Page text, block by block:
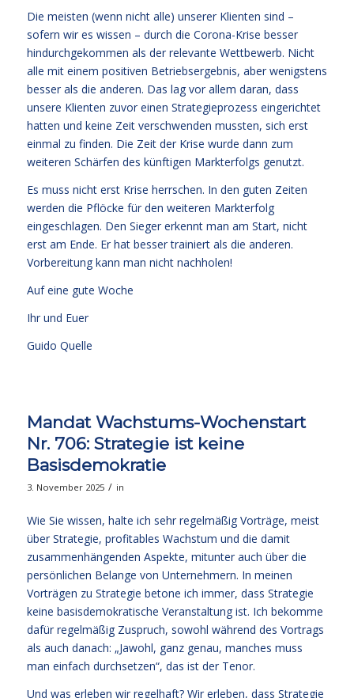
Die meisten (wenn nicht alle) unserer Klienten sind –
sofern wir es wissen – durch die Corona-Krise besser
hindurchgekommen als der relevante Wettbewerb. Nicht
alle mit einem positiven Betriebsergebnis, aber wenigstens
besser als die anderen. Das lag vor allem daran, dass
unsere Klienten zuvor einen Strategieprozess eingerichtet
hatten und keine Zeit verschwenden mussten, sich erst
einmal zu finden. Die Zeit der Krise wurde dann zum
weiteren Schärfen des künftigen Markterfolgs genutzt.
Es muss nicht erst Krise herrschen. In den guten Zeiten
werden die Pflöcke für den weiteren Markterfolg
eingeschlagen. Den Sieger erkennt man am Start, nicht
erst am Ende. Er hat besser trainiert als die anderen.
Vorbereitung kann man nicht nachholen!
Auf eine gute Woche
Ihr und Euer
Guido Quelle
Mandat Wachstums-Wochenstart
Nr. 706: Strategie ist keine
Basisdemokratie
3. November 2025 / in
Wie Sie wissen, halte ich sehr regelmäßig Vorträge, meist
über Strategie, profitables Wachstum und die damit
zusammenhängenden Aspekte, mitunter auch über die
persönlichen Belange von Unternehmern. In meinen
Vorträgen zu Strategie betone ich immer, dass Strategie
keine basisdemokratische Veranstaltung ist. Ich bekomme
dafür regelmäßig Zuspruch, sowohl während des Vortrags
als auch danach: „Jawohl, ganz genau, manches muss
man einfach durchsetzen“, das ist der Tenor.
Und was erleben wir regelhaft? Wir erleben, dass Strategie